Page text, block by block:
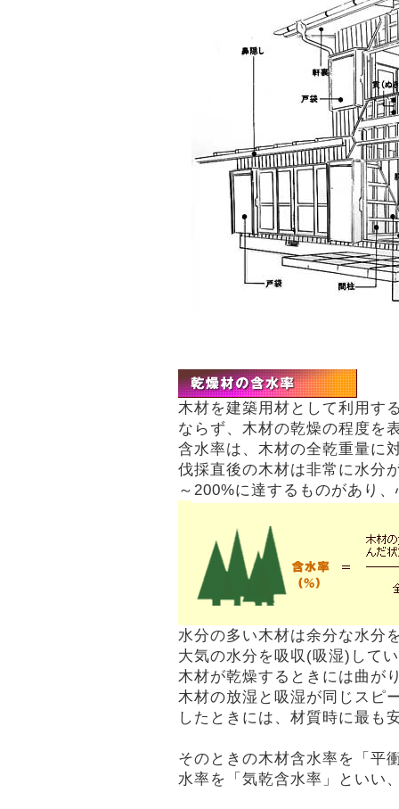
木材を建築用材として利用す
ならず、木材の乾燥の程度を
含水率は、木材の全乾重量に
伐採直後の木材は非常に水分
～200%に達するものがあり
水分の多い木材は余分な水分
大気の水分を吸収(吸湿)して
木材が乾燥するときには曲が
木材の放湿と吸湿が同じスピ
したときには、材質時に最も
そのときの木材含水率を「平
水率を「気乾含水率」といい